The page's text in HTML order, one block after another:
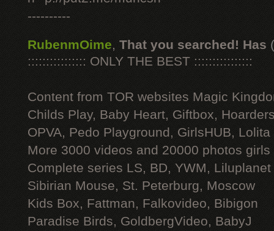
----------
RubenmOime, That you searched! Has
:::::::::::::::: ONLY THE BEST ::::::::::::::::
Content from TOR websites Magic
Childs Play, Baby Heart, Giftbox,
OPVA, Pedo Playground, GirlsHUB, Lolita
More 3000 videos and 20000 photos
Complete series LS, BD, YWM, Liluplanet
Sibirian Mouse, St. Peterburg, Moscow
Kids Box, Fattman, Falkovideo, Bibigon
Paradise Birds, GoldbergVideo, BabyJ